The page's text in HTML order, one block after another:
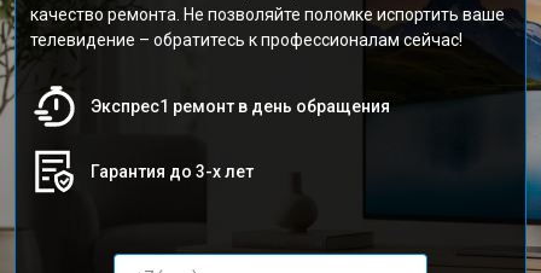
качество ремонта. Не позволяйте поломке испортить ваше
телевидение – обратитесь к профессионалам сейчас!
Экспрес1 ремонт в день обращения
Гарантия до 3-х лет